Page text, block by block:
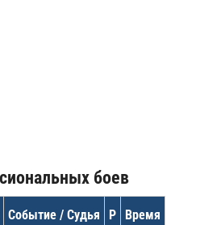
боев
Событие / Судья Р Время